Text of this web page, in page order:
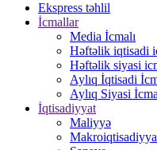
Ekspress təhlil
İcmallar
Media İcmalı
Həftəlik iqtisadi
Həftəlik siyasi
Aylıq İqtisadi
Aylıq Siyasi
İqtisadiyyat
Maliyyə